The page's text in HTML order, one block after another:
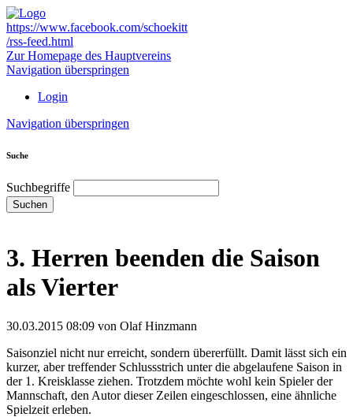
https://www.facebook.com/schoekitt
/rss-feed.html
Zur Homepage des Hauptvereins
Navigation überspringen
Login
Navigation überspringen
Suche
Suchbegriffe
Suchen
3. Herren beenden die Saison
als Vierter
30.03.2015 08:09 von Olaf Hinzmann
Saisonziel nicht nur erreicht, sondern übererfüllt. Damit lässt sich ein
kurzer, aber treffender Schlussstrich unter die abgelaufene Saison in
der 1. Kreisklasse ziehen. Trotzdem möchte wohl kein Spieler der
Mannschaft, den Autor dieser Zeilen eingeschlossen, eine ähnliche
Spielzeit erleben.